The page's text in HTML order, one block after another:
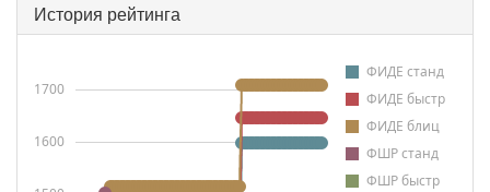
История рейтинга
ФИДЕ станд
ФИДЕ быстр
ФИДЕ блиц
ФШР станд
ФШР быстр
1600
1700